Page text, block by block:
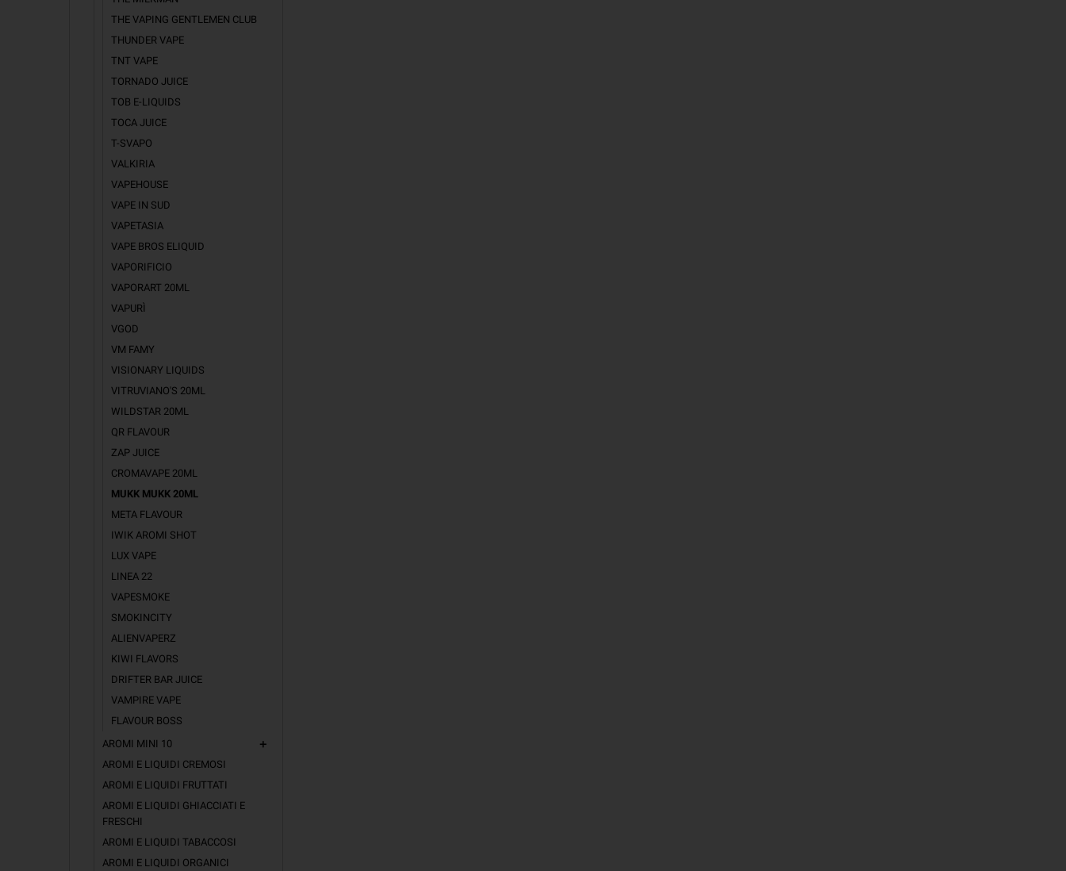
THE VAPING GENTLEMEN CLUB
THUNDER VAPE
TNT VAPE
TORNADO JUICE
TOB E-LIQUIDS
TOCA JUICE
T-SVAPO
VALKIRIA
VAPEHOUSE
VAPE IN SUD
VAPETASIA
VAPE BROS ELIQUID
VAPORIFICIO
VAPORART 20ML
VAPURÌ
VGOD
VM FAMY
VISIONARY LIQUIDS
VITRUVIANO'S 20ML
WILDSTAR 20ML
QR FLAVOUR
ZAP JUICE
CROMAVAPE 20ML
MUKK MUKK 20ML
META FLAVOUR
IWIK AROMI SHOT
LUX VAPE
LINEA 22
VAPESMOKE
SMOKINCITY
ALIENVAPERZ
KIWI FLAVORS
DRIFTER BAR JUICE
VAMPIRE VAPE
FLAVOUR BOSS
AROMI MINI 10
add
AROMI E LIQUIDI CREMOSI
AROMI E LIQUIDI FRUTTATI
AROMI E LIQUIDI GHIACCIATI E
FRESCHI
AROMI E LIQUIDI TABACCOSI
AROMI E LIQUIDI ORGANICI